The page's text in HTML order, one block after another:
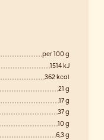
per 100 g
1514 kJ
362 kcal
21 g
17 g
37 g
10 g
6,3 g